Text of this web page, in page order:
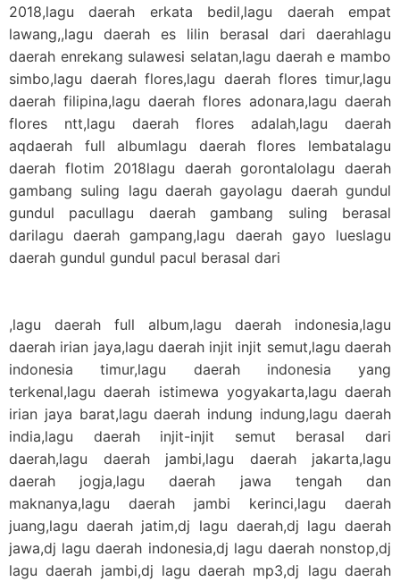
2018,lagu daerah erkata bedil,lagu daerah empat
lawang,,lagu daerah es lilin berasal dari daerahlagu
daerah enrekang sulawesi selatan,lagu daerah e mambo
simbo,lagu daerah flores,lagu daerah flores timur,lagu
daerah filipina,lagu daerah flores adonara,lagu daerah
flores ntt,lagu daerah flores adalah,lagu daerah
aqdaerah full albumlagu daerah flores lembatalagu
daerah flotim 2018lagu daerah gorontalolagu daerah
gambang suling lagu daerah gayolagu daerah gundul
gundul pacullagu daerah gambang suling berasal
darilagu daerah gampang,lagu daerah gayo lueslagu
daerah gundul gundul pacul berasal dari
,lagu daerah full album,lagu daerah indonesia,lagu
daerah irian jaya,lagu daerah injit injit semut,lagu daerah
indonesia timur,lagu daerah indonesia yang
terkenal,lagu daerah istimewa yogyakarta,lagu daerah
irian jaya barat,lagu daerah indung indung,lagu daerah
india,lagu daerah injit-injit semut berasal dari
daerah,lagu daerah jambi,lagu daerah jakarta,lagu
daerah jogja,lagu daerah jawa tengah dan
maknanya,lagu daerah jambi kerinci,lagu daerah
juang,lagu daerah jatim,dj lagu daerah,dj lagu daerah
jawa,dj lagu daerah indonesia,dj lagu daerah nonstop,dj
lagu daerah jambi,dj lagu daerah mp3,dj lagu daerah